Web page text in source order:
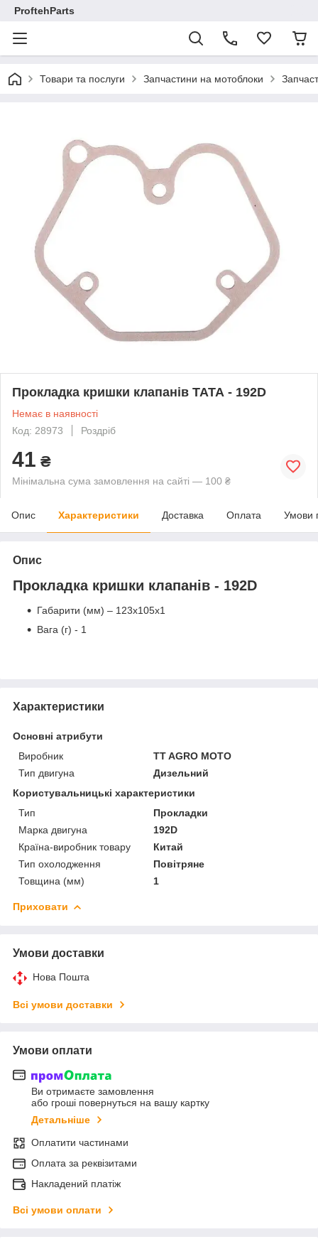
ProftehParts
Товари та послуги Запчастини на мотоблоки
Прокладка кришки клапанів ТАТА - 192D
Немає в наявності
Код: 28973
Роздріб
41 ₴
Мінімальна сума замовлення на сайті — 100 ₴
Опис Характеристики Доставка Оплата Умови
Опис
Прокладка кришки клапанів - 192D
Габарити (мм) – 123x105x1
Вага (г) - 1
Характеристики
Основні атрибути
Виробник
TT AGRO MOTO
Тип двигуна
Дизельний
Користувальницькі характеристики
Тип
Прокладки
Марка двигуна
192D
Країна-виробник товару
Китай
Тип охолодження
Повітряне
Товщина (мм)
1
Приховати
Умови доставки
Нова Пошта
Всі умови доставки
Умови оплати
Ви отримаєте замовлення
або гроші повернуться на вашу картку
Детальніше
Оплатити частинами
Оплата за реквізитами
Накладений платіж
Всі умови оплати